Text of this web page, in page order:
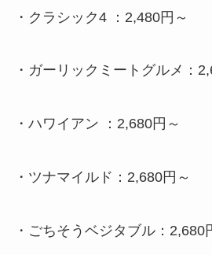
・ クラシック4 ：2,480円～
・ ガーリックミートグルメ：
・ ハワイアン ：2,680円～
・ ツナマイルド：2,680円～
・ ごちそうベジタブル：2,680